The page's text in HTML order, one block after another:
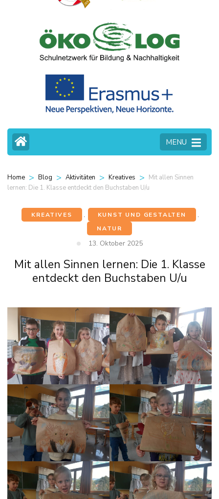
MENU
Home > Blog > Aktivitäten > Kreatives > Mit allen Sinnen
lernen: Die 1. Klasse entdeckt den Buchstaben U/u
KREATIVES , KUNST UND GESTALTEN
,
NATUR
13. Oktober 2025
Mit allen Sinnen lernen: Die 1. Klasse
entdeckt den Buchstaben U/u